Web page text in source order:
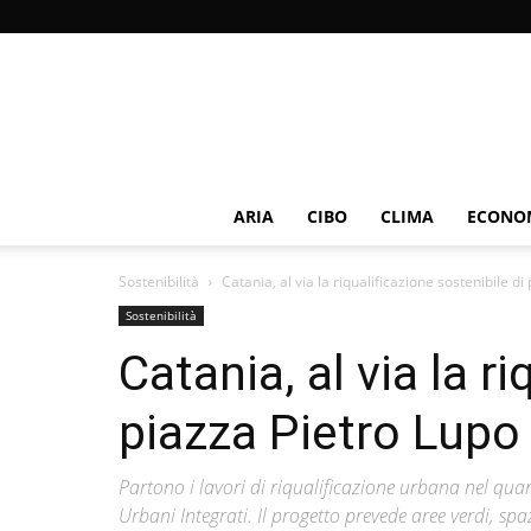
ARIA CIBO CLIMA
Sostenibilità Catania, al via la riqualificazione sostenibile di
Sostenibilità
Catania, al via la
piazza Pietro
Partono i lavori di riqualificazione urbana nel
Urbani Integrati. Il progetto prevede aree verdi,